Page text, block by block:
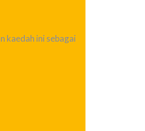
kaedah ini sebagai